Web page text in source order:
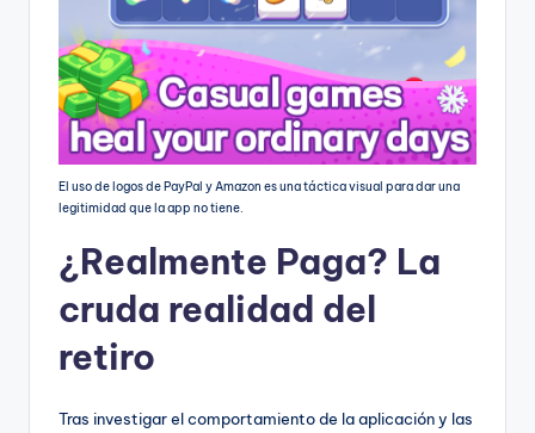
El uso de logos de PayPal y Amazon es una táctica visual para dar una
legitimidad que la app no tiene.
¿Realmente Paga? La
cruda realidad del
retiro
Tras investigar el comportamiento de la aplicación y las